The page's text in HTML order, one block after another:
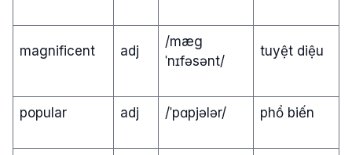
magnificent adj
/mæg
ˈnɪfəsənt/
tuyệt diệu
popular adj /ˈpɑpjələr/ phổ biến